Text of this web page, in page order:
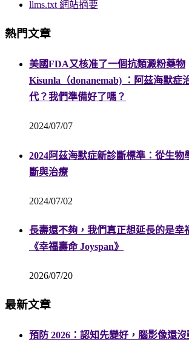
llms.txt 網站摘要
熱門文章
美國FDA又核准了一個抗類澱粉藥物
Kisunla（donanemab) ：阿茲海默症
代？我們準備好了嗎？
2024/07/07
2024阿茲海默症新診斷標準：從生物
斷與治療
2024/07/02
長壽還不夠，我們真正想延長的是
《幸福壽命 Joyspan》
2026/07/20
最新文章
預防 2026：認知先變好，腦影像還沒